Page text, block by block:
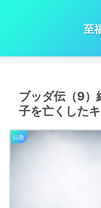
至
ブッダ伝（9）
子を亡くした
仏教